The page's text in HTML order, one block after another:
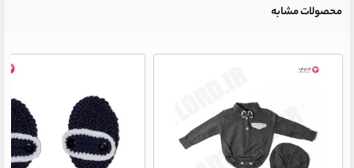
محصولات مشابه